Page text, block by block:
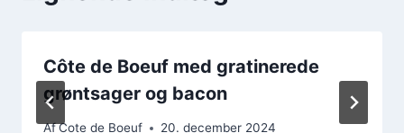
Côte de Boeuf med gratinerede
grøntsager og bacon
AfCote de Boeuf 20. december 2024